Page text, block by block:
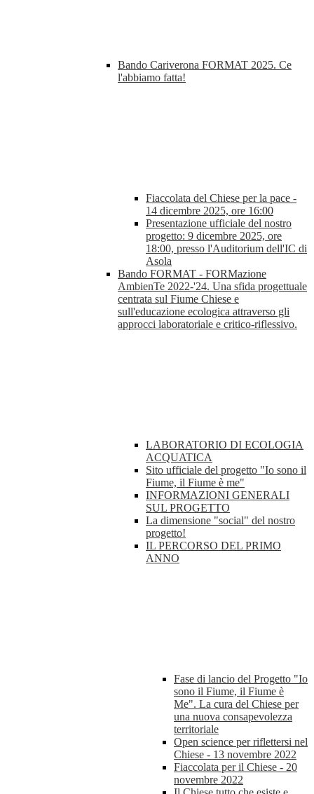
Bando Cariverona FORMAT 2025. Ce
l'abbiamo fatta!
Fiaccolata del Chiese per la pace -
14 dicembre 2025, ore 16:00
Presentazione ufficiale del nostro
progetto: 9 dicembre 2025, ore
18:00, presso l'Auditorium dell'IC di
Asola
Bando FORMAT - FORMazione
AmbienTe 2022-'24. Una sfida progettuale
centrata sul Fiume Chiese e
sull'educazione ecologica attraverso gli
approcci laboratoriale e critico-riflessivo.
LABORATORIO DI ECOLOGIA
ACQUATICA
Sito ufficiale del progetto "Io sono il
Fiume, il Fiume è me"
INFORMAZIONI GENERALI
SUL PROGETTO
La dimensione "social" del nostro
progetto!
IL PERCORSO DEL PRIMO
ANNO
Fase di lancio del Progetto "Io
sono il Fiume, il Fiume è
Me". La cura del Chiese per
una nuova consapevolezza
territoriale
Open science per riflettersi nel
Chiese - 13 novembre 2022
Fiaccolata per il Chiese - 20
novembre 2022